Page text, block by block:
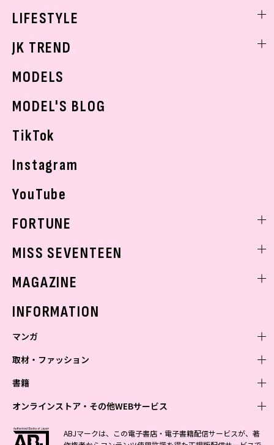
ボディケア
学校ヘアメイク
K-POP
LIFESTYLE
モデルの購入品
おでかけ
JK TREND
MODELS
MODEL'S BLOG
TikTok
Instagram
YouTube
FORTUNE
MISS SEVENTEEN
MAGAZINE
INFORMATION
マンガ
少年マンガ
Vジャンプ
最強ジャンプ
青年マンガ
ZEBRACK
少女マンガ
ZEBRACK
女性マンガ
取材・ファッション
ファッション・美容
BAILA
芸能・情報・スポーツ
週プレNEWS
書籍
文芸・文庫・総合
小説すばる
学芸・ノンフィクション・新書
オンラインストア・その他WEBサービス
オンラインストアABJマークは、この電子書店・電子書籍配信サービスが、著